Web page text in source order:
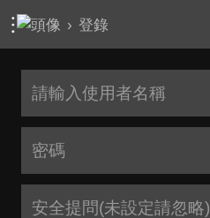
› 登錄
安全提問(未設定請忽略)